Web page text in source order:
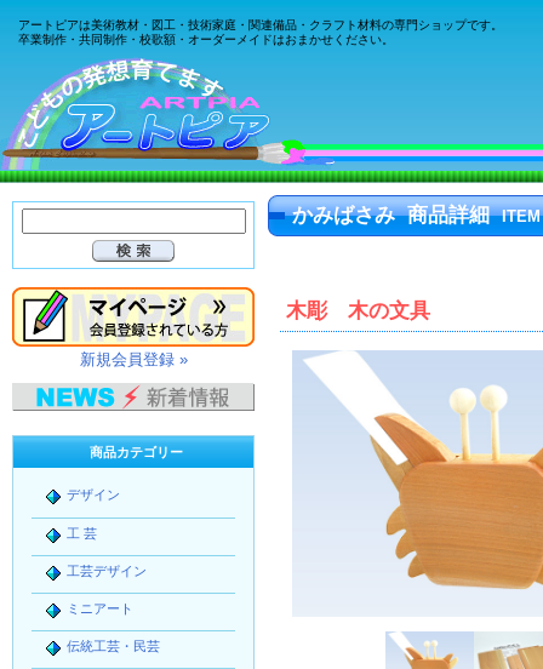
アートピアは美術教材・図工・技術家庭・関連備品・クラフト材料の専門ショップです。
卒業制作・共同制作・校歌額・オーダーメイドはおまかせください。
かみばさみ 商品詳細
木彫 木の文具
新規会員登録 »
商品カテゴリー
デザイン
工 芸
工芸デザイン
ミニアート
伝統工芸・民芸